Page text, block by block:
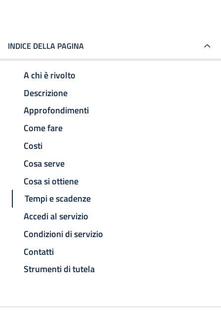
INDICE DELLA PAGINA
A chi è rivolto
Descrizione
Approfondimenti
Come fare
Costi
Cosa serve
Cosa si ottiene
Tempi e scadenze
Accedi al servizio
Condizioni di servizio
Contatti
Strumenti di tutela